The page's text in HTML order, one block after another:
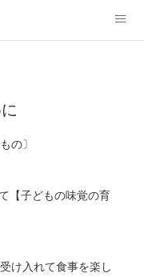
の〕
【子どもの味覚の育
け入れて食事を楽し